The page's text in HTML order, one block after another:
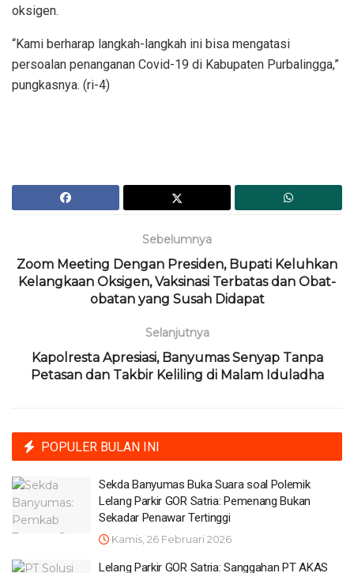
oksigen.
“Kami berharap langkah-langkah ini bisa mengatasi
persoalan penanganan Covid-19 di Kabupaten Purbalingga,”
pungkasnya. (ri-4)
Sebelumnya
Zoom Meeting Dengan Presiden, Bupati Keluhkan
Kelangkaan Oksigen, Vaksinasi Terbatas dan Obat-
obatan yang Susah Didapat
Selanjutnya
Kapolresta Apresiasi, Banyumas Senyap Tanpa
Petasan dan Takbir Keliling di Malam Iduladha
POPULER BULAN INI
Sekda Banyumas Buka Suara soal Polemik
Lelang Parkir GOR Satria: Pemenang Bukan
Sekadar Penawar Tertinggi
Kamis, 26 Februari 2026
Lelang Parkir GOR Satria: Sanggahan PT AKAS